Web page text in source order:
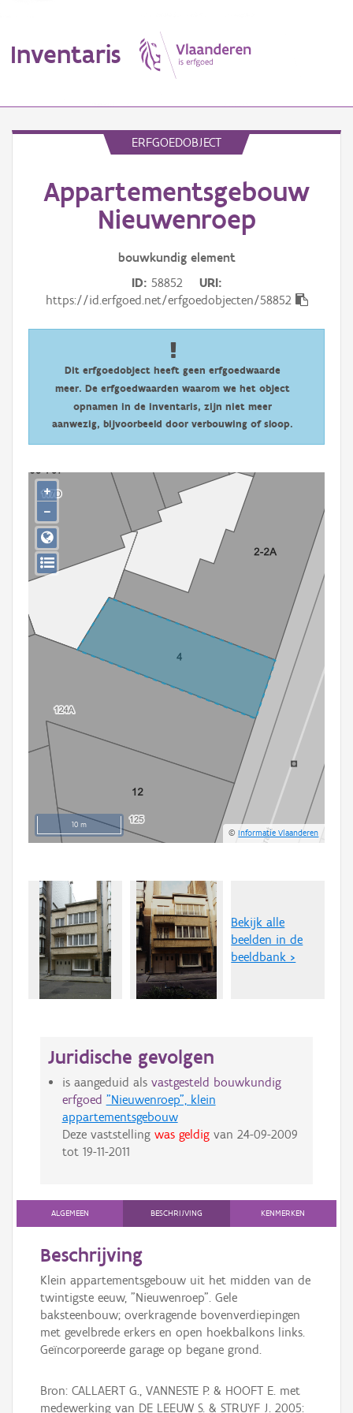
Inventaris
Erfgoedobject
Aanduidingsobject
Gebeurtenis
Downloads
Hergebruik
ERFGOEDOBJECT
Appartementsgebouw
Nieuwenroep
bouwkundig element
ID 58852
URI
https://id.erfgoed.net/erfgoedobjecten/58852
Dit erfgoedobject heeft geen erfgoedwaarde
meer. De erfgoedwaarden waarom we het object
opnamen in de inventaris, zijn niet meer
aanwezig, bijvoorbeeld door verbouwing of sloop.
10 m
©Informatie Vlaanderen
+
−
Bekijk alle
beelden in de
beeldbank >
Juridische gevolgen
is aangeduid als vastgesteld bouwkundig
erfgoed "Nieuwenroep", klein
appartementsgebouw
Deze vaststelling was geldigvan 24-09-2009
tot 19-11-2011
ALGEMEEN BESCHRIJVING KENMERKEN
Beschrijving
Klein appartementsgebouw uit het midden van de
twintigste eeuw, "Nieuwenroep". Gele
baksteenbouw; overkragende bovenverdiepingen
met gevelbrede erkers en open hoekbalkons links.
Geïncorporeerde garage op begane grond.
Bron: CALLAERT G., VANNESTE P. & HOOFT E. met
medewerking van DE LEEUW S. & STRUYF J. 2005: